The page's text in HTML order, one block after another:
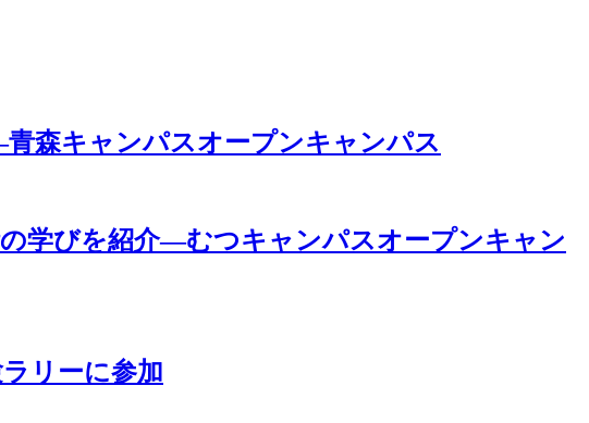
森キャンパスオープンキャンパス
学びを紹介―むつキャンパスオープンキャン
リーに参加